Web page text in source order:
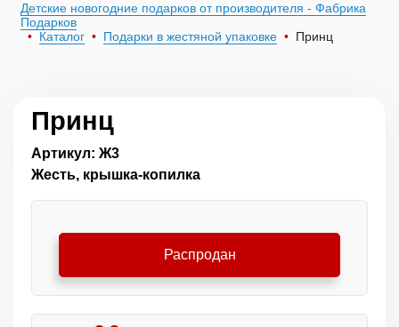
Детские новогодние подарков от производителя - Фабрика
Подарков
Каталог
Подарки в жестяной упаковке Принц
Принц
Артикул: Ж3
Жесть, крышка-копилка
Распродан